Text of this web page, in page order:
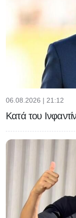
06.08.2026 | 21:12
Κατά του